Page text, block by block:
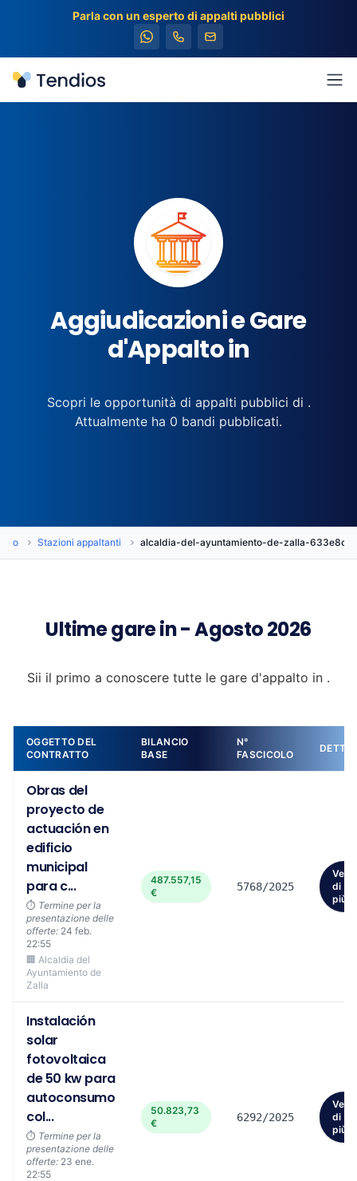
Parla con un esperto di appalti pubblici
Tendios
Aggiudicazioni e Gare
d'Appalto in
Scopri le opportunità di appalti pubblici di .
Attualmente ha 0 bandi pubblicati.
Stazioni appaltanti alcaldia-del-ayuntamiento-de-zalla-
Ultime gare in - Agosto 2026
Sii il primo a conoscere tutte le gare d'appalto in .
OGGETTO DEL
CONTRATTO
BILANCIO
BASE
N°
FASCICOLO
Obras del
proyecto de
actuación en
edificio
municipal
para c...
⏱️ Termine per la
presentazione delle
offerte: 24 feb.
22:55
🏢 Alcaldía del
Ayuntamiento de
Zalla
487.557,15
€
5768/2025
Vedi
di
più
Instalación
solar
fotovoltaica
de 50 kw para
autoconsumo
col...
⏱️ Termine per la
presentazione delle
offerte: 23 ene.
22:55
50.823,73
€
6292/2025
Vedi
di
più